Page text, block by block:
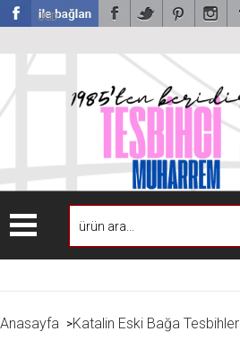
USD
Anasayfa >Katalin Eski Bağa Tesbihler